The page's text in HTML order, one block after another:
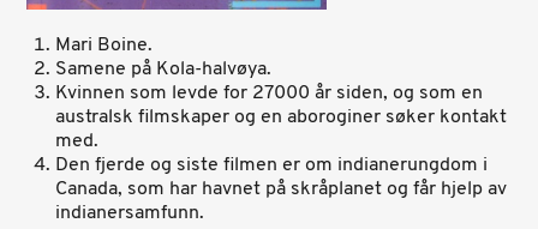
Mari Boine.
Samene på Kola-halvøya.
Kvinnen som levde for 27000 år siden, og som en
australsk filmskaper og en aboroginer søker kontakt
med.
Den fjerde og siste filmen er om indianerungdom i
Canada, som har havnet på skråplanet og får hjelp av
indianersamfunn.